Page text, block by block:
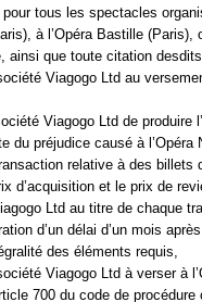
pour tous les spectacles
à l’Opéra Bastille
ainsi que toute citation
Viagogo Ltd au
Viagogo Ltd de produire
du préjudice causé à
relative à des billets
d’acquisition et le prix de
Ltd au titre de chaque
d’un délai d’un mois
des éléments requis,
Viagogo Ltd à verser à
700 du code de